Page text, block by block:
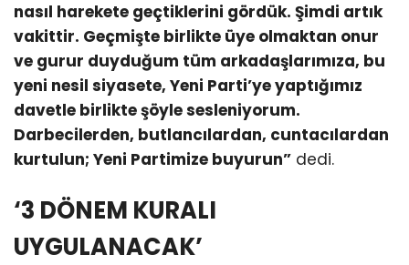
nasıl harekete geçtiklerini gördük. Şimdi artık
vakittir. Geçmişte birlikte üye olmaktan onur
ve gurur duyduğum tüm arkadaşlarımıza, bu
yeni nesil siyasete, Yeni Parti’ye yaptığımız
davetle birlikte şöyle sesleniyorum.
Darbecilerden, butlancılardan, cuntacılardan
kurtulun; Yeni Partimize buyurun” dedi.
‘3 DÖNEM KURALI
UYGULANACAK’